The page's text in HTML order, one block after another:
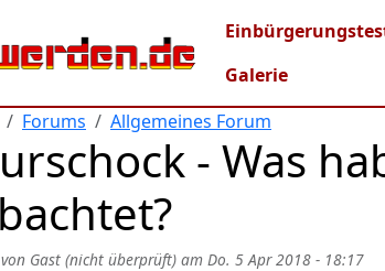
Main
Galerie
Forums Allgemeines Forum
- Was
Gast (nicht überprüft) am Do. 5 Apr 2018 - 18:17